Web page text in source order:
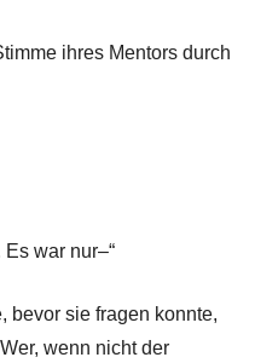
ihres Mentors durch
war nur–“
bevor sie fragen konnte,
wenn nicht der